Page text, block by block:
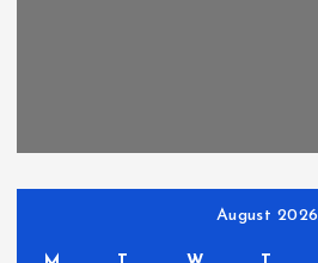
August 2026